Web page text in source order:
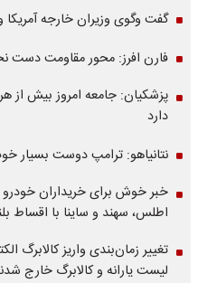
گفت وگوی وزیران خارجه آمریکا
فارن افرز: محور مقاومت دست
پزشکیان: جامعه امروز بیش از
دارد
نتانیاهو: ترامپ دوست بسیار
خبر خوش برای خریداران
اطلس، سهند و ساینا با اقساط
لیست یارانه و کالابرگ خارج